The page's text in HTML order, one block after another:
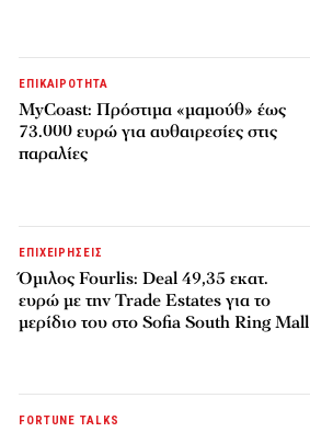
ΕΠΙΚΑΙΡΟΤΗΤΑ
MyCoast: Πρόστιμα «μαμούθ» έως
73.000 ευρώ για αυθαιρεσίες στις
παραλίες
ΕΠΙΧΕΙΡΗΣΕΙΣ
Όμιλος Fourlis: Deal 49,35 εκατ.
ευρώ με την Trade Estates για το
μερίδιο του στο Sofia South Ring Mall
FORTUNE TALKS